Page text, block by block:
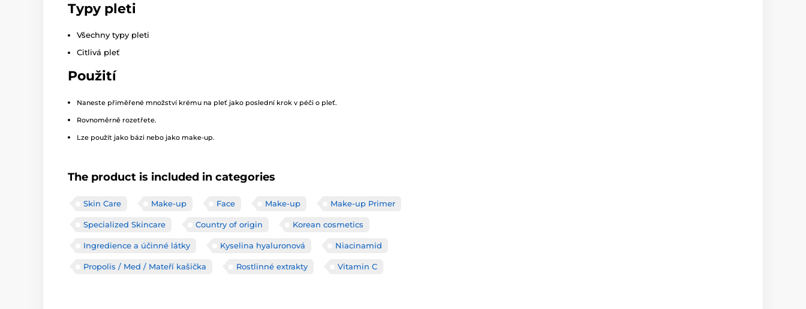
Typy pleti
Všechny typy pleti
Citlivá pleť
Použití
Naneste přiměřené množství krému na pleť jako poslední krok v péči o pleť.
Rovnoměrně rozetřete.
Lze použít jako bázi nebo jako make-up.
The product is included in categories
Skin Care Make-up Face Make-up Make-up Primer
Specialized Skincare Country of origin Korean cosmetics
Ingredience a účinné látky Kyselina hyaluronová Niacinamid
Propolis / Med / Mateří kašička Rostlinné extrakty Vitamin C